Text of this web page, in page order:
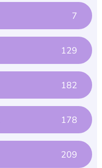
7
129
182
178
209